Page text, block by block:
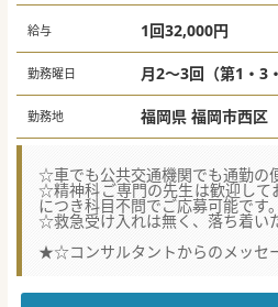
給与 1回32,000円
勤務曜日 月2～3回（第1・3
勤務地 福岡県 福岡市西区
☆車でも公共交通機関でも通勤の
☆精神科ご専門の先生は歓迎して
につき科目不問でご応募可能です。
☆救急受け入れは無く、落ち着い
★☆コンサルタントからのメッ
希少な精神科病院の当直求人です。
原則救急の受入はおこなっていな